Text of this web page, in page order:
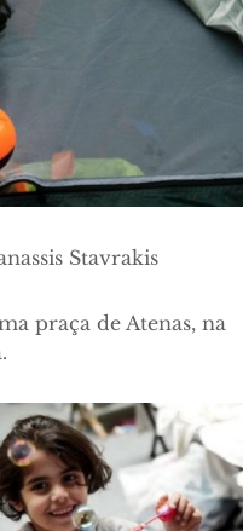
Stavrakis
praça de Atenas, na